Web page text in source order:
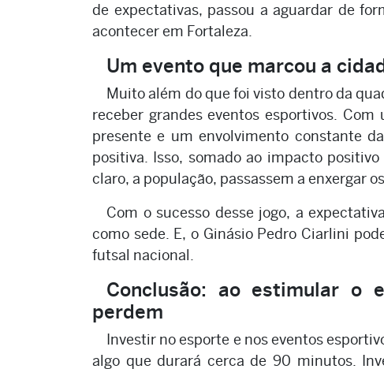
de expectativas, passou a aguardar de
acontecer em Fortaleza.
Um evento que marcou a
Muito além do que foi visto dentro da
receber grandes eventos esportivos.
presente e um envolvimento constante
positiva. Isso, somado ao impacto
claro, a população, passassem a enxergar
Com o sucesso desse jogo, a
como sede. E, o Ginásio Pedro Ciarlini
futsal nacional.
Conclusão: ao estimular o
perdem
Investir no esporte e nos eventos
algo que durará cerca de 90 minutos.